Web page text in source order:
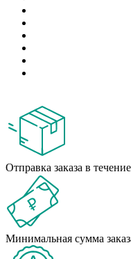
Отправка заказа в
Минимальная сумма